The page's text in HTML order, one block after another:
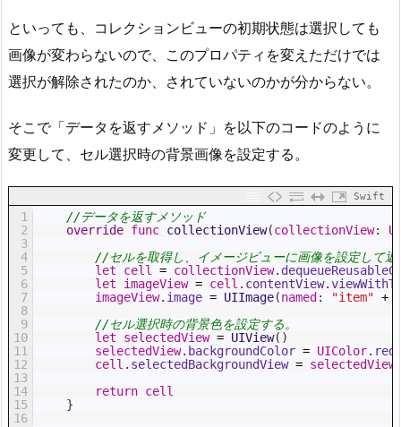
といっても、コレクションビューの初期状態は選択しても
画像が変わらないので、このプロパティを変えただけでは
選択が解除されたのか、されていないのかが分からない。
そこで「データを返すメソッド」を以下のコードのように
変更して、セル選択時の背景画像を設定する。
Swift
1
2
3
4
5
6
7
8
9
10
11
12
13
14
15
16
//データを返すメソッド
override func collectionView(collectionView:
//セルを取得し、イメージビューに画像を設定して返
let
cell = collectionView.
let
imageView = cell . contentView.
imageView. image = UIImage(named : "item" +
//セル選択時の背景色を設定する。
let
selectedView = UIView( )
selectedView. backgroundColor = UIColor.
cell . selectedBackgroundView = selectedView
return cell
}